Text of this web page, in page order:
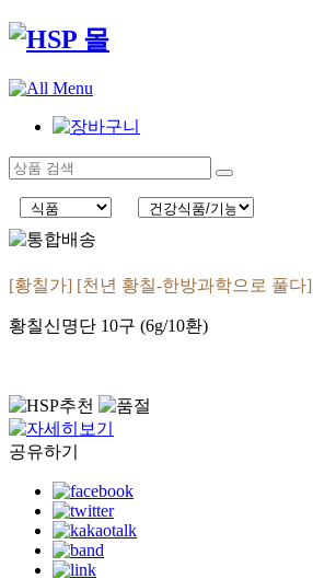
[황칠가] [천년 황칠-한방과학으로 풀다]
황칠신명단 10구 (6g/10환)
공유하기